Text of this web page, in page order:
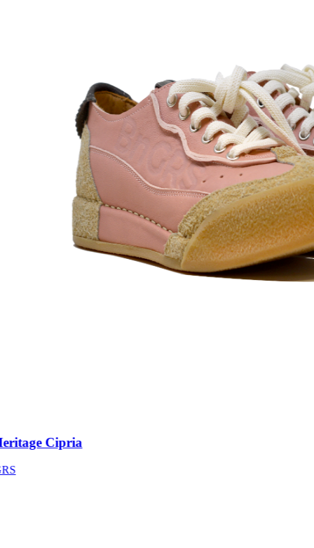
Cipria